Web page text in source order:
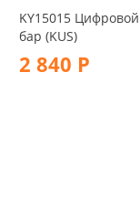
KY15015
бар (KUS)
2 840 Р